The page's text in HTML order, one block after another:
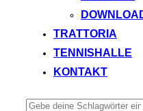
TRATTORIA
TENNISHALLE
KONTAKT
Suchen